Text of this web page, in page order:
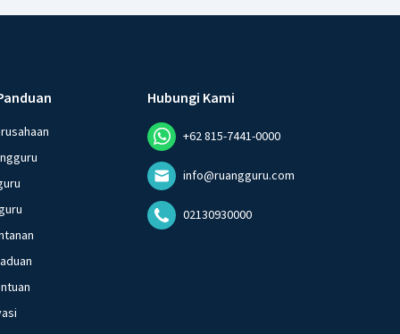
Hubungi Kami
+62 815-7441-0000
info@ruangguru.com
02130930000